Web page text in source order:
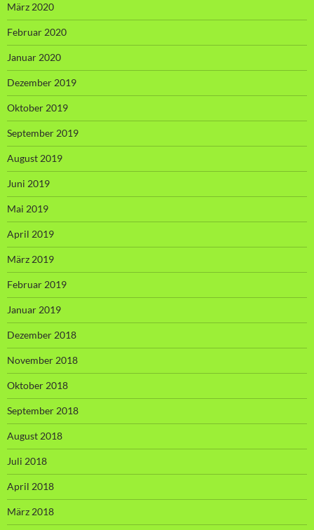
März 2020
Februar 2020
Januar 2020
Dezember 2019
Oktober 2019
September 2019
August 2019
Juni 2019
Mai 2019
April 2019
März 2019
Februar 2019
Januar 2019
Dezember 2018
November 2018
Oktober 2018
September 2018
August 2018
Juli 2018
April 2018
März 2018